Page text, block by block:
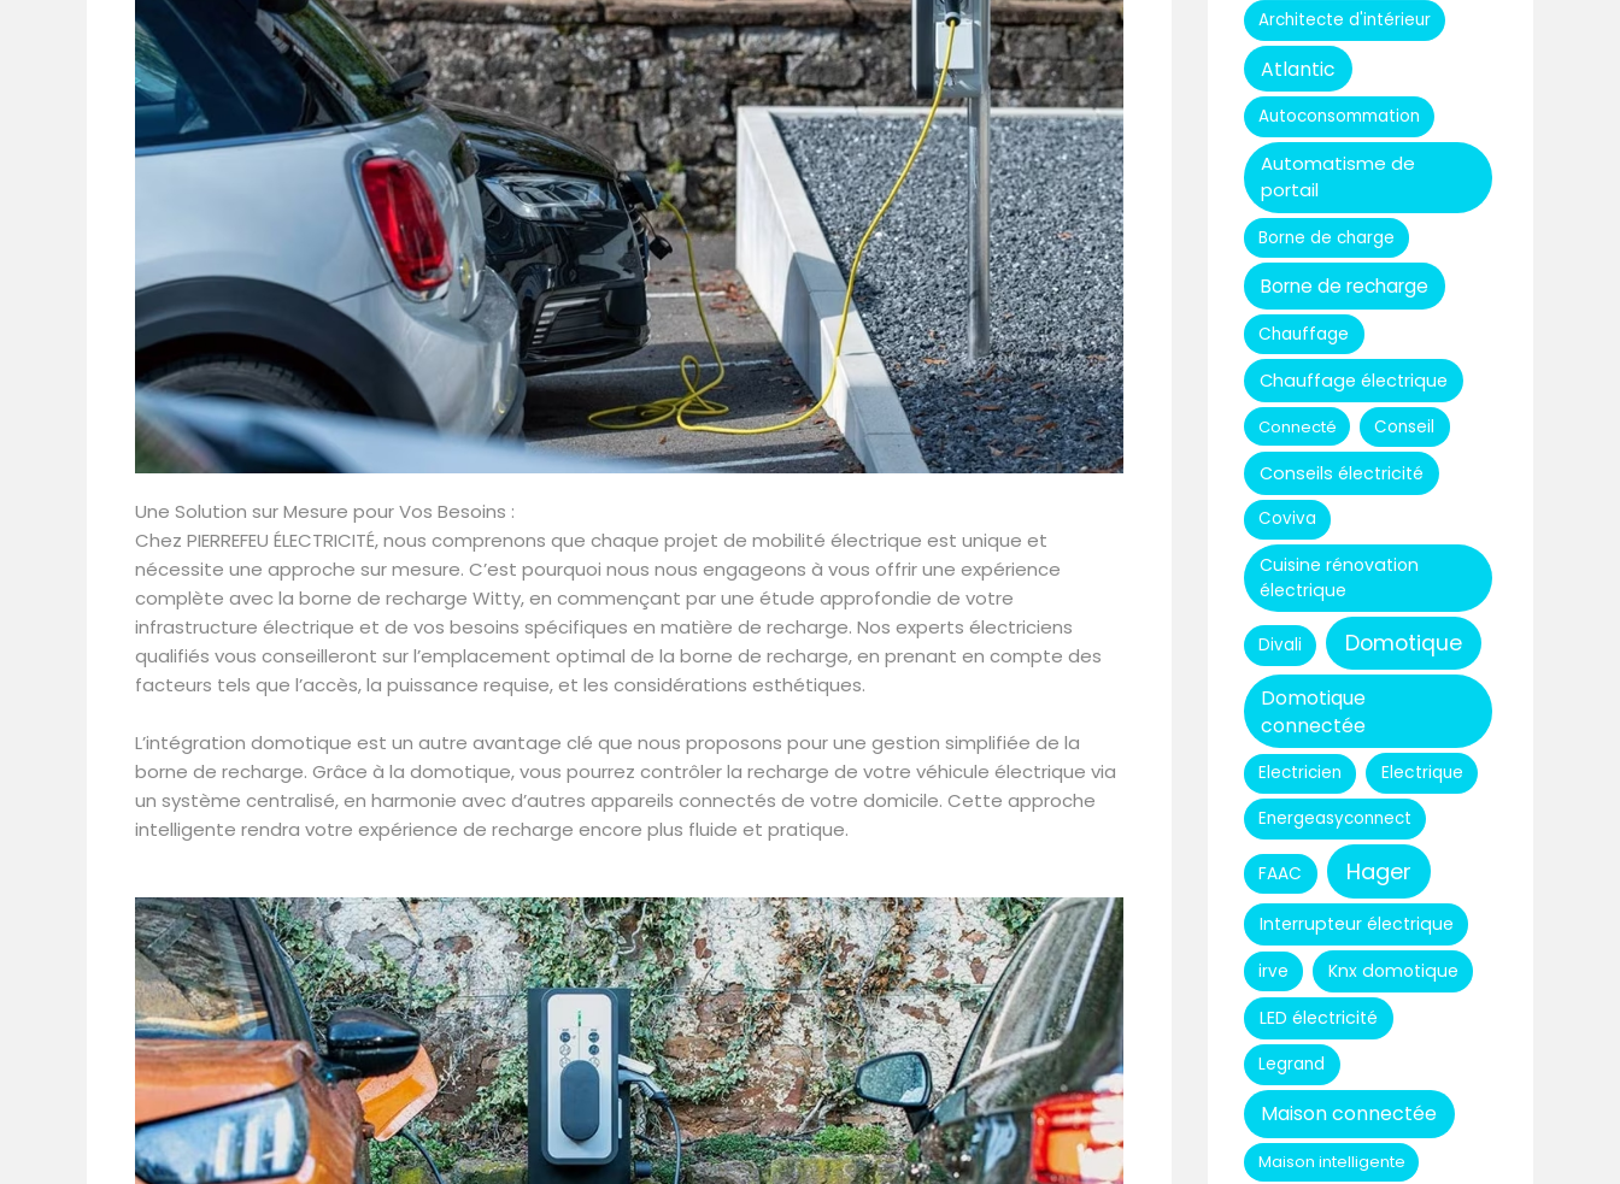
Une Solution sur Mesure pour Vos Besoins :
Chez PIERREFEU ÉLECTRICITÉ, nous comprenons que chaque projet de mobilité électrique est unique et
nécessite une approche sur mesure. C’est pourquoi nous nous engageons à vous offrir une expérience
complète avec la borne de recharge Witty, en commençant par une étude approfondie de votre
infrastructure électrique et de vos besoins spécifiques en matière de recharge. Nos experts électriciens
qualifiés vous conseilleront sur l’emplacement optimal de la borne de recharge, en prenant en compte des
facteurs tels que l’accès, la puissance requise, et les considérations esthétiques.
L’intégration domotique est un autre avantage clé que nous proposons pour une gestion simplifiée de la
borne de recharge. Grâce à la domotique, vous pourrez contrôler la recharge de votre véhicule électrique via
un système centralisé, en harmonie avec d’autres appareils connectés de votre domicile. Cette approche
intelligente rendra votre expérience de recharge encore plus fluide et pratique.
Architecte d'intérieur
Atlantic
Autoconsommation
Automatisme de
portail
Borne de charge
Borne de recharge
Chauffage
Chauffage électrique
Connecté Conseil
Conseils électricité
Coviva
Cuisine rénovation
électrique
Divali Domotique
Domotique
connectée
Electricien
Electrique
Energeasyconnect
FAAC Hager
Interrupteur électrique
irve
Knx domotique
LED électricité
Legrand
Maison connectée
Maison intelligente